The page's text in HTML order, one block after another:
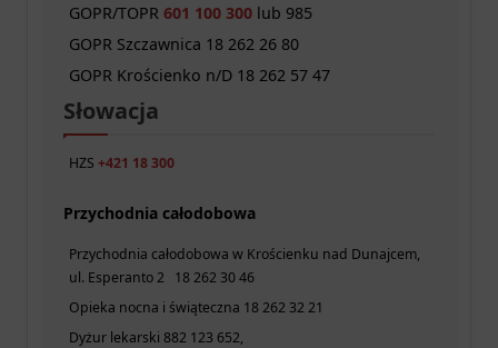
GOPR/TOPR601 100 300 lub 985
GOPR Szczawnica 18 262 26 80
GOPR Krościenko n/D 18 262 57 47
Słowacja
HZS +421 18 300
Przychodnia całodobowa
Przychodnia całodobowa w Krościenku nad Dunajcem,
ul. Esperanto 2 18 262 30 46
Opieka nocna i świąteczna 18 262 32 21
Dyżur lekarski 882 123 652,